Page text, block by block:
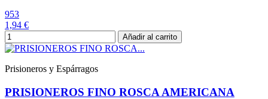
953
1,94 €
Añadir al carrito
Prisioneros y Espárragos
PRISIONEROS FINO ROSCA AMERICANA